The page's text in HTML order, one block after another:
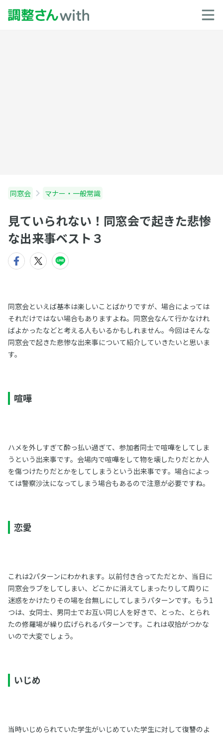
同窓会 マナー・一般常識
見ていられない！同窓会で起きた悲惨
な出来事ベスト３
同窓会といえば基本は楽しいことばかりですが、場合によっては
それだけではない場合もありますよね。同窓会なんて行かなけれ
ばよかったなどと考える人もいるかもしれません。今回はそんな
同窓会で起きた悲惨な出来事について紹介していきたいと思いま
す。
喧嘩
ハメを外しすぎて酔っ払い過ぎて、参加者同士で喧嘩をしてしま
うという出来事です。会場内で喧嘩をして物を壊したりだとか人
を傷つけたりだとかをしてしまうという出来事です。場合によっ
ては警察沙汰になってしまう場合もあるので注意が必要ですね。
恋愛
これは2パターンにわかれます。以前付き合ってただとか、当日に
同窓会ラブをしてしまい、どこかに消えてしまったりして周りに
迷惑をかけたりその場を台無しにしてしまうパターンです。もう1
つは、女同士、男同士でお互い同じ人を好きで、とった、とられ
たの修羅場が繰り広げられるパターンです。これは収拾がつかな
いので大変でしょう。
いじめ
当時いじめられていた学生がいじめていた学生に対して復讐のよ